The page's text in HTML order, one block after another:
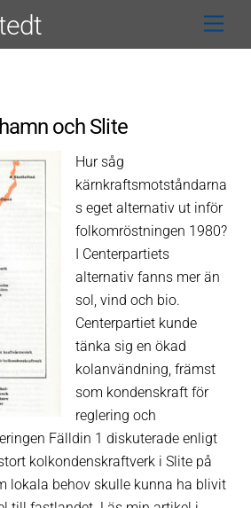
och Slite
Hur såg
kärnkraftsmotståndarna
s eget alternativ ut inför
folkomröstningen 1980?
I Centerpartiets
alternativ fanns mer än
sol, vind och bio.
Centerpartiet kunde
tänka sig en ökad
kolanvändning, främst
som kondenskraft för
reglering och
Fälldin 1 diskuterade enligt
kolkondenskraftverk i Slite på
lokala behov skulle kunna ha blivit